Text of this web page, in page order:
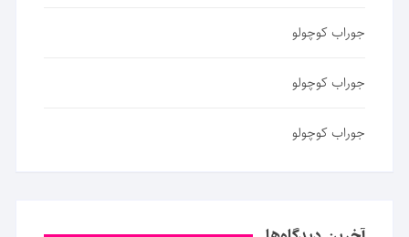
جوراب کوچولو
جوراب کوچولو
جوراب کوچولو